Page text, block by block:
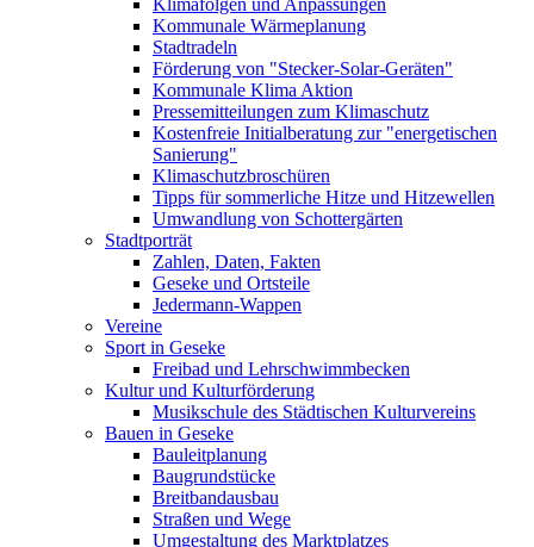
Kommunale Wärmeplanung
Stadtradeln
Förderung von "Stecker-Solar-Geräten"
Kommunale Klima Aktion
Pressemitteilungen zum Klimaschutz
Kostenfreie Initialberatung zur "energetischen
Sanierung"
Klimaschutzbroschüren
Tipps für sommerliche Hitze und Hitzewellen
Umwandlung von Schottergärten
Stadtporträt
Zahlen, Daten, Fakten
Geseke und Ortsteile
Jedermann-Wappen
Vereine
Sport in Geseke
Freibad und Lehrschwimmbecken
Kultur und Kulturförderung
Musikschule des Städtischen Kulturvereins
Bauen in Geseke
Bauleitplanung
Baugrundstücke
Breitbandausbau
Straßen und Wege
Umgestaltung des Marktplatzes